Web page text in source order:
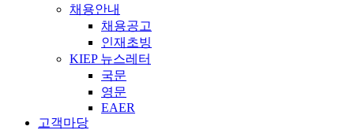
채용안내
채용공고
인재초빙
KIEP 뉴스레터
국문
영문
EAER
고객마당